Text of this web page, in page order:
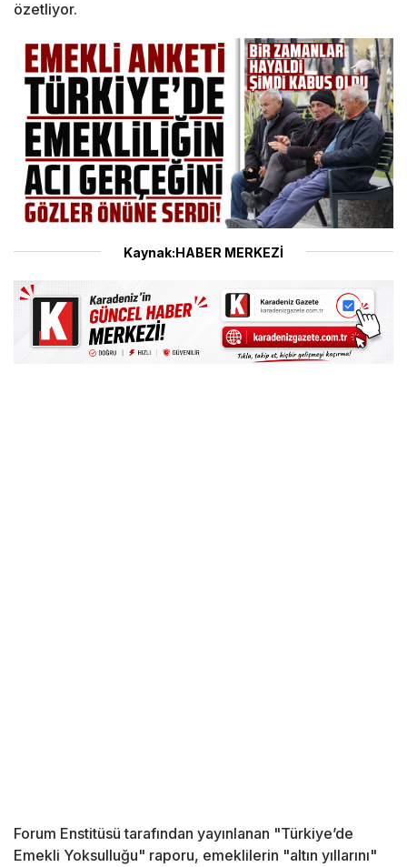
özetliyor.
Kaynak:HABER MERKEZİ
Forum Enstitüsü tarafından yayınlanan "Türkiye’de
Emekli Yoksulluğu" raporu, emeklilerin "altın yıllarını"